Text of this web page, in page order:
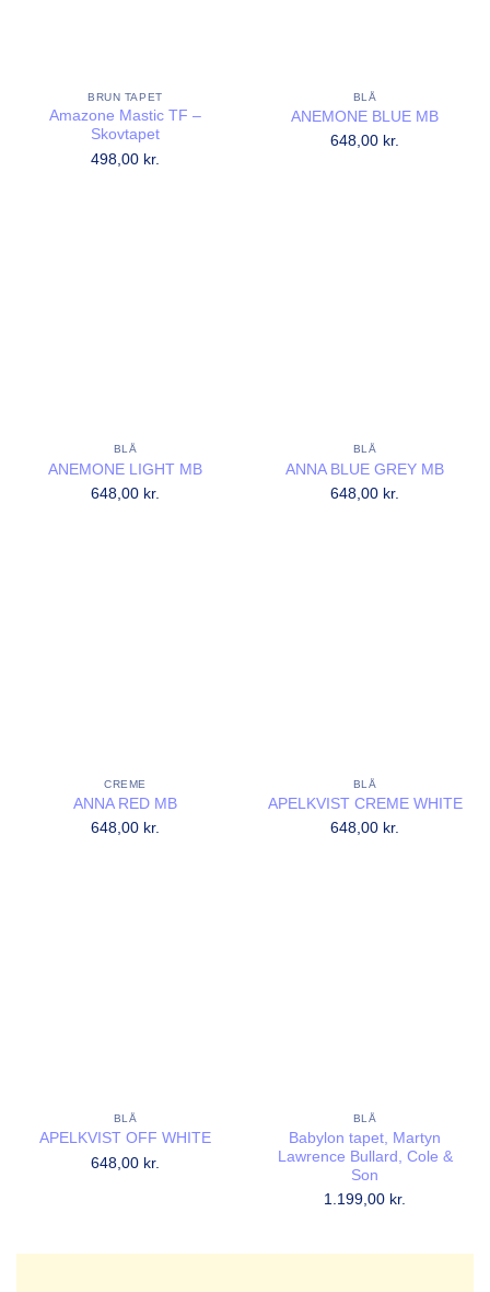
BRUN TAPET
Amazone Mastic TF –
Skovtapet
498,00 kr.
BLÅ
ANEMONE BLUE MB
648,00 kr.
BLÅ
ANEMONE LIGHT MB
648,00 kr.
BLÅ
ANNA BLUE GREY MB
648,00 kr.
CREME
ANNA RED MB
648,00 kr.
BLÅ
APELKVIST CREME WHITE
648,00 kr.
BLÅ
APELKVIST OFF WHITE
648,00 kr.
BLÅ
Babylon tapet, Martyn
Lawrence Bullard, Cole &
Son
1.199,00 kr.